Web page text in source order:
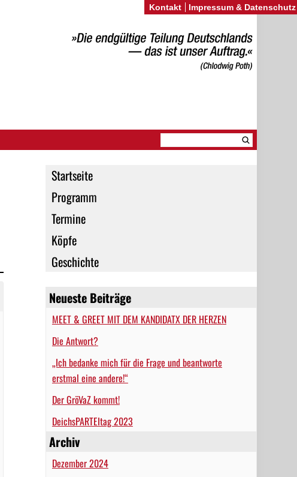
Startseite
Programm
Termine
Köpfe
Geschichte
Neueste Beiträge
MEET & GREET MIT DEM KANDIDATX DER HERZEN
Die Antwort?
„Ich bedanke mich für die Frage und beantworte
erstmal eine andere!“
Der GröVaZ kommt!
DeichsPARTEItag 2023
Archiv
Dezember 2024
Kontakt Impressum & Datenschutz